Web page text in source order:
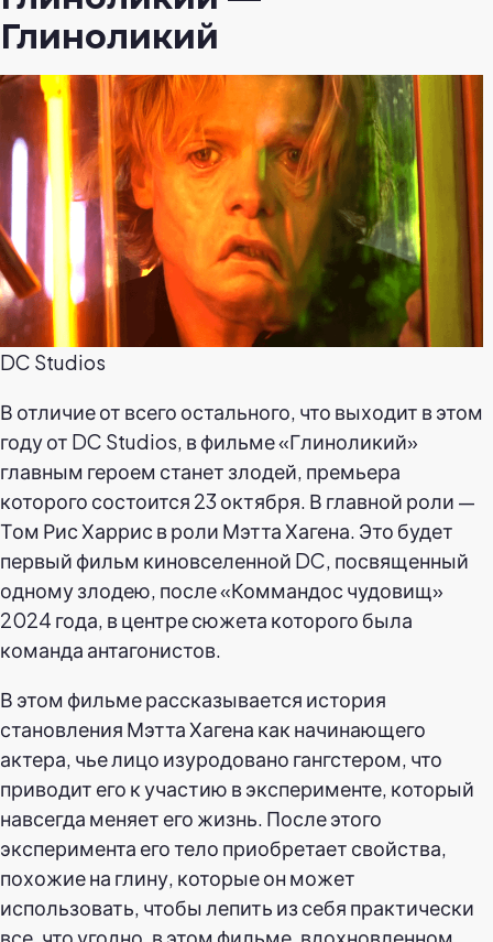
Глиноликий
DC Studios
В отличие от всего остального, что выходит в этом
году от DC Studios, в фильме «Глиноликий»
главным героем станет злодей, премьера
которого состоится 23 октября. В главной роли —
Том Рис Харрис в роли Мэтта Хагена. Это будет
первый фильм киновселенной DC, посвященный
одному злодею, после «Коммандос чудовищ»
2024 года, в центре сюжета которого была
команда антагонистов.
В этом фильме рассказывается история
становления Мэтта Хагена как начинающего
актера, чье лицо изуродовано гангстером, что
приводит его к участию в эксперименте, который
навсегда меняет его жизнь. После этого
эксперимента его тело приобретает свойства,
похожие на глину, которые он может
использовать, чтобы лепить из себя практически